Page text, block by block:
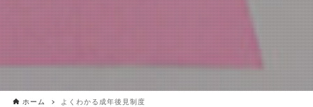
ホーム よくわかる成年後見制度